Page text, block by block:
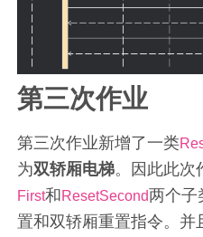
第三次作业
第三次作业新增了一类
为双轿厢电梯。因此此次
First和ResetSecond两个子
置和双轿厢重置指令。并